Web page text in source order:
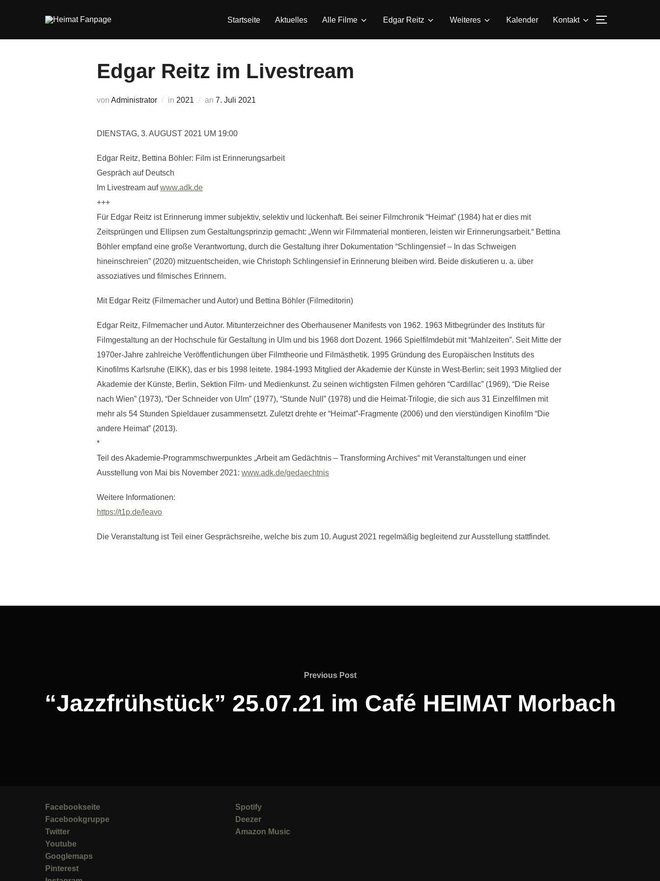
Startseite Aktuelles Alle Filme Edgar Reitz Weiteres Kalender Kontakt
Edgar Reitz im Livestream
von Administrator in 2021 an Veröffentlicht
7. Juli 2021
DIENSTAG, 3. AUGUST 2021 UM 19:00
Edgar Reitz, Bettina Böhler: Film ist Erinnerungsarbeit
Gespräch auf Deutsch
Im Livestream aufwww.adk.de
+++
Für Edgar Reitz ist Erinnerung immer subjektiv, selektiv und lückenhaft. Bei seiner Filmchronik “Heimat” (1984) hat er dies mit
Zeitsprüngen und Ellipsen zum Gestaltungsprinzip gemacht: „Wenn wir Filmmaterial montieren, leisten wir Erinnerungsarbeit.“ Bettina
Böhler empfand eine große Verantwortung, durch die Gestaltung ihrer Dokumentation “Schlingensief – In das Schweigen
hineinschreien” (2020) mitzuentscheiden, wie Christoph Schlingensief in Erinnerung bleiben wird. Beide diskutieren u. a. über
assoziatives und filmisches Erinnern.
Mit Edgar Reitz (Filmemacher und Autor) und Bettina Böhler (Filmeditorin)
Edgar Reitz, Filmemacher und Autor. Mitunterzeichner des Oberhausener Manifests von 1962. 1963 Mitbegründer des Instituts für
Filmgestaltung an der Hochschule für Gestaltung in Ulm und bis 1968 dort Dozent. 1966 Spielfilmdebüt mit “Mahlzeiten”. Seit Mitte der
1970er-Jahre zahlreiche Veröffentlichungen über Filmtheorie und Filmästhetik. 1995 Gründung des Europäischen Instituts des
Kinofilms Karlsruhe (EIKK), das er bis 1998 leitete. 1984-1993 Mitglied der Akademie der Künste in West-Berlin; seit 1993 Mitglied der
Akademie der Künste, Berlin, Sektion Film- und Medienkunst. Zu seinen wichtigsten Filmen gehören “Cardillac” (1969), “Die Reise
nach Wien” (1973), “Der Schneider von Ulm” (1977), “Stunde Null” (1978) und die Heimat-Trilogie, die sich aus 31 Einzelfilmen mit
mehr als 54 Stunden Spieldauer zusammensetzt. Zuletzt drehte er “Heimat”-Fragmente (2006) und den vierstündigen Kinofilm “Die
andere Heimat” (2013).
*
Teil des Akademie-Programmschwerpunktes „Arbeit am Gedächtnis – Transforming Archives“ mit Veranstaltungen und einer
Ausstellung von Mai bis November 2021: www.adk.de/gedaechtnis
Weitere Informationen:
https://t1p.de/leavo
Die Veranstaltung ist Teil einer Gesprächsreihe, welche bis zum 10. August 2021 regelmäßig begleitend zur Ausstellung stattfindet.
Previous
Previous Post
“Jazzfrühstück” 25.07.21 im Café HEIMAT Morbach
Facebookseite
Facebookgruppe
Twitter
Youtube
Googlemaps
Pinterest
Spotify
Deezer
Amazon Music